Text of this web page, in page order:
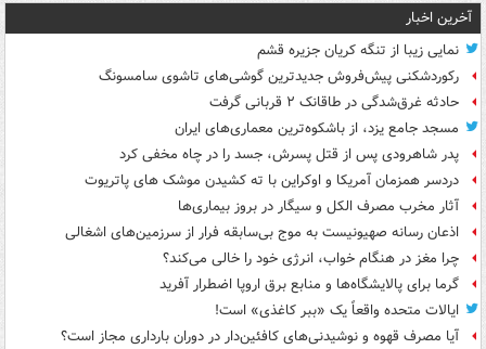
آخرین اخبار
نمایی زیبا از تنگه کریان جزیره قشم
رکوردشکنی پیش‌فروش جدیدترین گوشی‌های تاشوی سامسونگ
حادثه غرق‌شدگی در طاقانک ۲ قربانی گرفت
مسجد جامع یزد، از باشکوه‌ترین معماری‌های ایران
پدر شاهرودی پس از قتل پسرش، جسد را در چاه مخفی کرد
دردسر همزمان آمریکا و اوکراین با ته کشیدن موشک های پاتریوت
آثار مخرب مصرف الکل و سیگار در بروز بیماری‌ها
اذعان رسانه صهیونیست به موج بی‌سابقه فرار از سرزمین‌های اشغالی
چرا مغز در هنگام خواب، انرژی خود را خالی می‌کند؟
گرما برای پالایشگاه‌ها و منابع برق اروپا اضطرار آفرید
ایالات متحده واقعاً یک «ببر کاغذی» است!
آیا مصرف قهوه و نوشیدنی‌های کافئین‌دار در دوران بارداری مجاز است؟